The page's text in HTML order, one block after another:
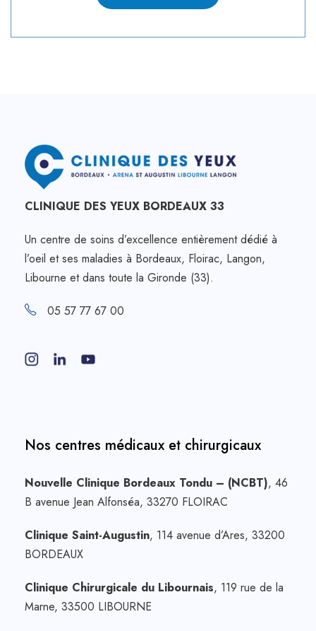
CLINIQUE DES YEUX BORDEAUX 33
Un centre de soins d’excellence entièrement dédié à
l’oeil et ses maladies à Bordeaux, Floirac, Langon,
Libourne et dans toute la Gironde (33).
05 57 77 67 00
Nos centres médicaux et chirurgicaux
Nouvelle Clinique Bordeaux Tondu – (NCBT), 46
B avenue Jean Alfonséa, 33270 FLOIRAC
Clinique Saint-Augustin, 114 avenue d’Ares, 33200
BORDEAUX
Clinique Chirurgicale du Libournais, 119 rue de la
Marne, 33500 LIBOURNE